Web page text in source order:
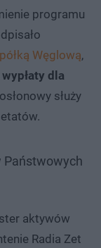
programu
Węglową,
dla
służy
Państwowych
aktywów
Radia Zet